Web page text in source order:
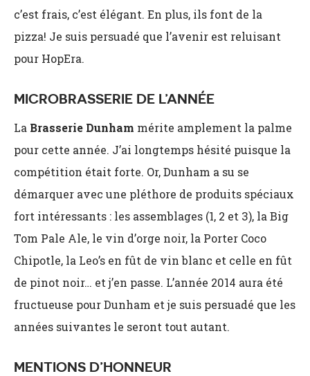
c’est frais, c’est élégant. En plus, ils font de la
pizza! Je suis persuadé que l’avenir est reluisant
pour HopEra.
MICROBRASSERIE DE L’ANNÉE
La Brasserie Dunham mérite amplement la palme
pour cette année. J’ai longtemps hésité puisque la
compétition était forte. Or, Dunham a su se
démarquer avec une pléthore de produits spéciaux
fort intéressants : les assemblages (1, 2 et 3), la Big
Tom Pale Ale, le vin d’orge noir, la Porter Coco
Chipotle, la Leo’s en fût de vin blanc et celle en fût
de pinot noir… et j’en passe. L’année 2014 aura été
fructueuse pour Dunham et je suis persuadé que les
années suivantes le seront tout autant.
MENTIONS D’HONNEUR